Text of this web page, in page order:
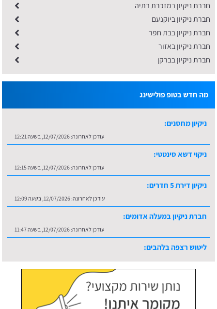
חברת ניקיון במזכרת בתיה
חברת ניקיון ביוקנעם
חברת ניקיון בבת חפר
חברת ניקיון באזור
חברת ניקיון בברקן
מה חדש בטופ פולישינג
חברת ניקיון במעלה אדומים:
ליטוש רצפה בלהבים: